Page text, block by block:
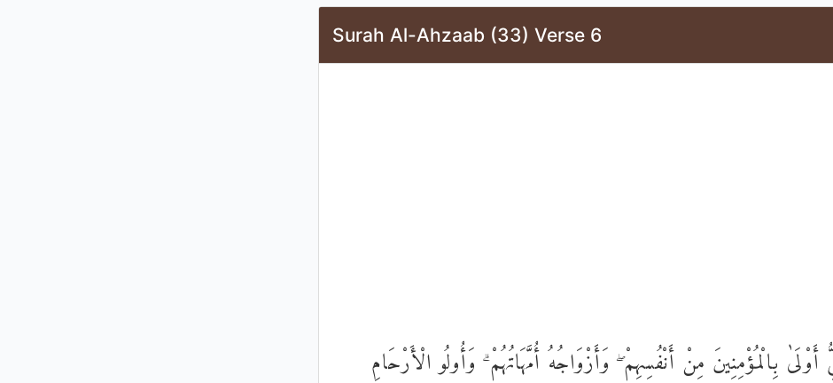
Surah Al-Ahzaab (33) Verse 6
أَوْلَىٰ بِالْمُؤْمِنِينَ مِنْ أَنْفُسِهِمْ ۖ وَأَزْوَاجُهُ أُمَّهَاتُهُمْ ۗ وَأُولُو الْأَرْحَامِ